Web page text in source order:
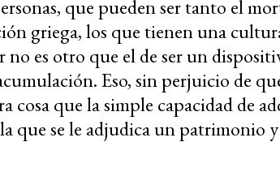
que pueden ser tanto el
griega, los que tienen una
no es otro que el de ser un
Eso, sin perjuicio de
cosa que la simple capacidad de
que se le adjudica un patrimonio